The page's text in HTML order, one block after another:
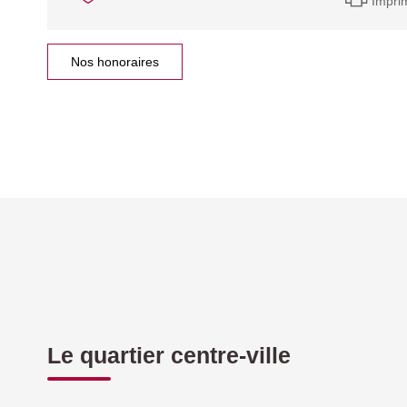
Nos honoraires
Le quartier centre-ville